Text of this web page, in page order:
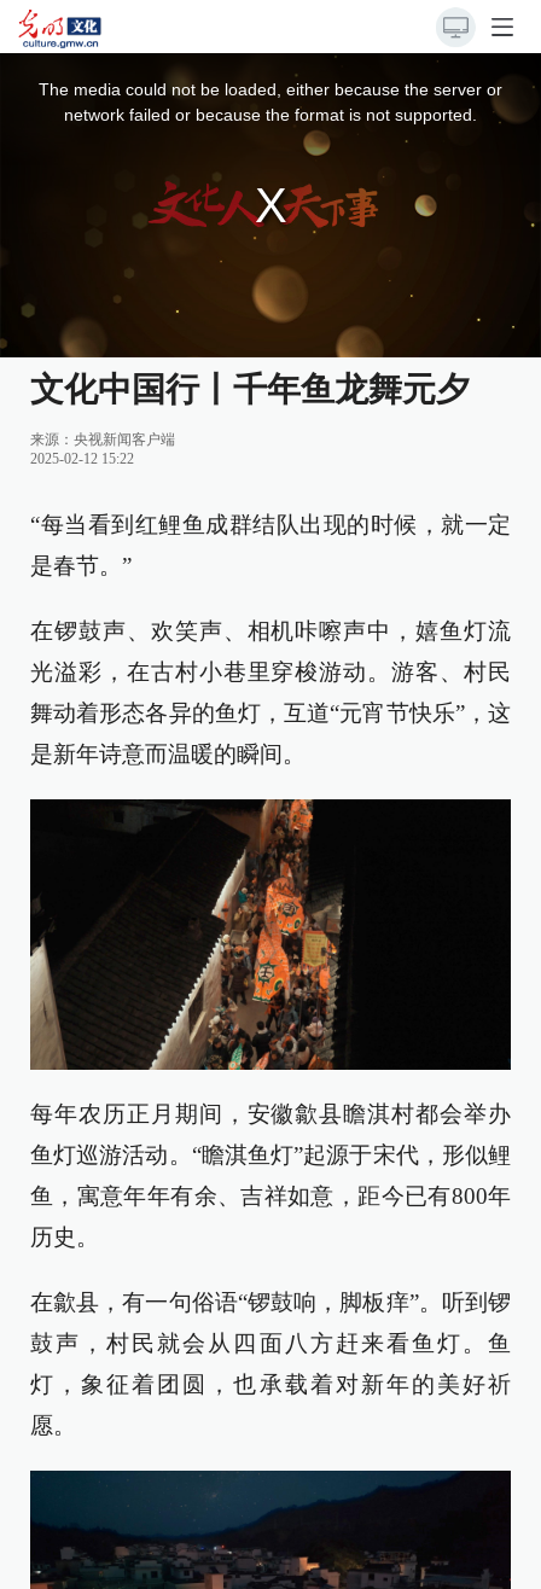
The media could not be loaded, either because the server or
network failed or because the format is not supported.
文化中国行丨千年鱼龙舞元夕
来源： 央视新闻客户端
2025-02-12 15:22
“每当看到红鲤鱼成群结队出现的时候，就一定
是春节。”
在锣鼓声、欢笑声、相机咔嚓声中，嬉鱼灯流
光溢彩，在古村小巷里穿梭游动。游客、村民
舞动着形态各异的鱼灯，互道“元宵节快乐”，这
是新年诗意而温暖的瞬间。
每年农历正月期间，安徽歙县瞻淇村都会举办
鱼灯巡游活动。“瞻淇鱼灯”起源于宋代，形似鲤
鱼，寓意年年有余、吉祥如意，距今已有800年
历史。
在歙县，有一句俗语“锣鼓响，脚板痒”。听到锣
鼓声，村民就会从四面八方赶来看鱼灯。鱼
灯，象征着团圆，也承载着对新年的美好祈
愿。